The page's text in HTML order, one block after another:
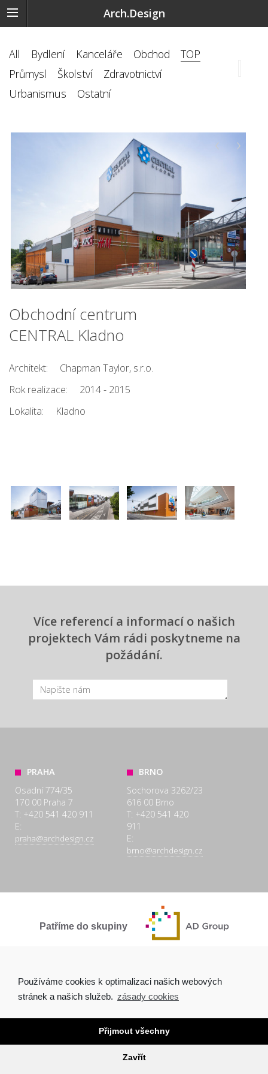
Arch.Design
All Bydlení Kanceláře Obchod
TOP
Průmysl
Školství
Zdravotnictví
Urbanismus
Ostatní
‹ ›
Obchodní centrum
CENTRAL Kladno
Architekt:
Chapman Taylor, s.r.o.
Rok realizace:
2014 - 2015
Lokalita:
Kladno
Více referencí a informací o našich
projektech Vám rádi poskytneme na
požádání.
PRAHA
Osadní 774/35
170 00 Praha 7
T: +420 541 420 911
E:
praha@archdesign.cz
BRNO
Sochorova 3262/23
616 00 Brno
T: +420 541 420
911
E:
brno@archdesign.cz
Patříme do skupiny
Copyright © 2026 Arch.Design, s.r.o. |Ochrana osobních údajů|
Tvorba webových stránek Brno
Používáme cookies k optimalizaci našich webových
stránek a našich služeb. zásady cookies
Přijmout všechny
Zavřít